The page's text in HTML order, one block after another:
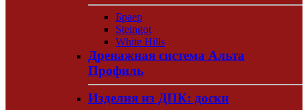
Браер
Steingot
White Hills
Дренажная система Альта
Профиль
Изделия из ДПК: доски